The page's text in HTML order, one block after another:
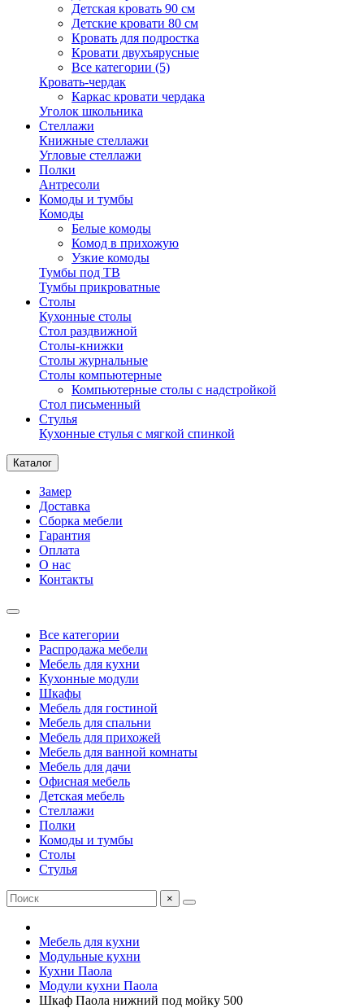
Детская кровать 90 см
Детские кровати 80 см
Кровать для подростка
Кровати двухъярусные
Все категории (5)
Кровать-чердак
Каркас кровати чердака
Уголок школьника
Стеллажи
Книжные стеллажи
Угловые стеллажи
Полки
Антресоли
Комоды и тумбы
Комоды
Белые комоды
Комод в прихожую
Узкие комоды
Тумбы под ТВ
Тумбы прикроватные
Столы
Кухонные столы
Стол раздвижной
Столы-книжки
Столы журнальные
Столы компьютерные
Компьютерные столы с надстройкой
Стол письменный
Стулья
Кухонные стулья с мягкой спинкой
Каталог
Замер
Доставка
Сборка мебели
Гарантия
Оплата
О нас
Контакты
Все категории
Распродажа мебели
Мебель для кухни
Кухонные модули
Шкафы
Мебель для гостиной
Мебель для спальни
Мебель для прихожей
Мебель для ванной комнаты
Мебель для дачи
Офисная мебель
Детская мебель
Стеллажи
Полки
Комоды и тумбы
Столы
Стулья
×
Мебель для кухни
Модульные кухни
Кухни Паола
Модули кухни Паола
Шкаф Паола нижний под мойку 500